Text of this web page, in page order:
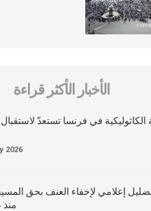
الأخبار الأكثر قراءة
الكاثوليكية في فرنسا تستعدّ لاستقبال
2026
تضليل إعلامي لإخفاء العنف بحق
منذ